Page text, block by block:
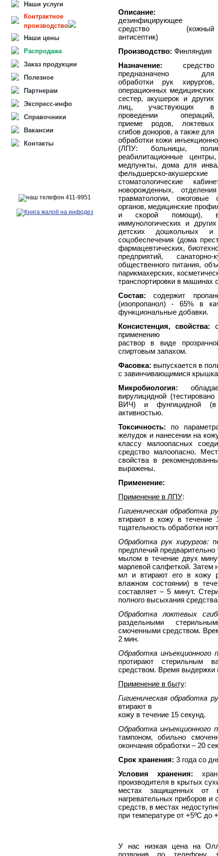
Наши услуги
Контрактное
производство
Наши цены
Распродажа
Заказ продукции
Полезное
Партнерам
Экспресс-инфо
Справочники
Вакансии
Контакты
Описание:
дезинфицирующее
средство (кожный
антисептик)
Производство: Финляндия
Назначение: средство
предназначено для
обработки рук хирургов,
операционных медицинских
сестер, акушерок и других
лиц, участвующих в
проведении операций,
приеме родов, локтевых
сгибов доноров, а также для
обработки кожи
(ЛПУ: больницы,
реабилитационные
медпункты, дома для
фельдшерско-
стоматологические
новорожденных,
травматологии,
органов, медицинские
и скорой помощи), в
иммунологических и
детских дошкольных и
соцобеспечения (дома
фармацевтических,
предприятий,
общественного питания,
парикмахерских,
транспортировки в машинах
Состав: содержит
(изопропанол) - 65% в
функциональные добавки.
Консистенция, свойства:
применению
раствор в виде
спиртовым запахом.
Фасовка: выпускается в
с завинчивающимися
Микробиология:
вирулицидной
ВИЧ) и фунгицидной (в
активностью.
Токсичность: по
желудок и нанесении на
классу малоопасных
средство малоопасно.
свойства в
выражены.
Применение:
Применение в ЛПУ:
Гигиеническая обработка
втирают в кожу в течение
тщательность обработки
Обработка рук хирургов:
предплечий
мылом в течение двух
марлевой салфеткой. Затем
мл и втирают его в кожу
влажном состоянии) в
составляет – 5 минут.
полного высыхания
Обработка локтевых
раздельными
смоченными средством.
2 мин.
Обработка
протирают стерильным
средством. Время выдержки
Применение в быту:
Гигиеническая обработка
втирают в
кожу в течение 15 секунд.
Обработка инъекционного
тампоном, обильно
окончания обработки – 20 сек
Срок хранения: 3 года со
Условия хранения:
производителя в крытых
местах защищенных от
нагревательных приборов и
средств, в местах
при температуре от +5ºС до
У нас низкая цена на
позвонив по телефону